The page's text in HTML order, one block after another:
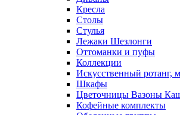
Кресла
Столы
Стулья
Лежаки Шезлонги
Оттоманки и пуфы
Коллекции
Искусственный ротанг,
Шкафы
Цветочницы Вазоны
Кофейные комплекты